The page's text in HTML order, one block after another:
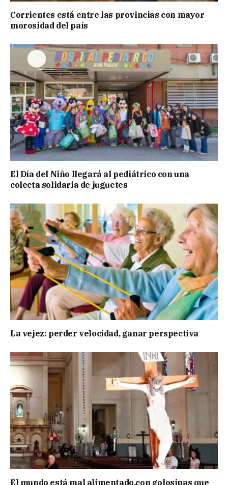
Corrientes está entre las provincias con mayor
morosidad del país
El Día del Niño llegará al pediátrico con una
colecta solidaria de juguetes
La vejez: perder velocidad, ganar perspectiva
El mundo está mal alimentado,con golosinas que